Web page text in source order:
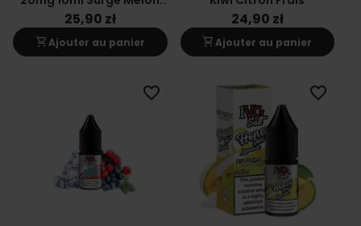
Acide
25,90 zł
shopping_cartAjouter au panier
24,90 zł
shopping_cartAjouter au panier
favorite_border favorite_border